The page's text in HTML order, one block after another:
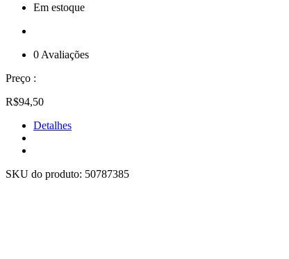
Em estoque
0 Avaliações
Preço :
R$94,50
Detalhes
SKU do produto: 50787385